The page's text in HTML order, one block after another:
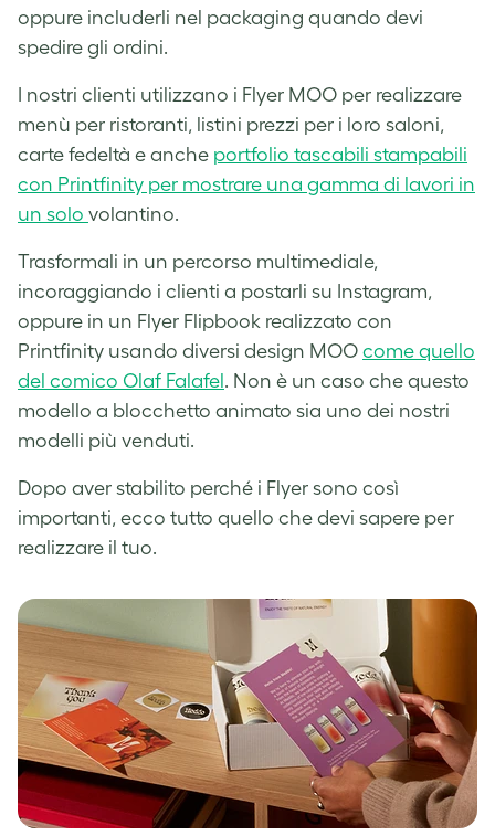
oppure includerli nel packaging quando devi
spedire gli ordini.
I nostri clienti utilizzano i Flyer MOO per realizzare
menù per ristoranti, listini prezzi per i loro saloni,
carte fedeltà e anche portfolio tascabili stampabili
con Printfinity per mostrare una gamma di lavori in
un solo volantino.
Trasformali in un percorso multimediale,
incoraggiando i clienti a postarli su Instagram,
oppure in un Flyer Flipbook realizzato con
Printfinity usando diversi design MOO come quello
del comico Olaf Falafel. Non è un caso che questo
modello a blocchetto animato sia uno dei nostri
modelli più venduti.
Dopo aver stabilito perché i Flyer sono così
importanti, ecco tutto quello che devi sapere per
realizzare il tuo.